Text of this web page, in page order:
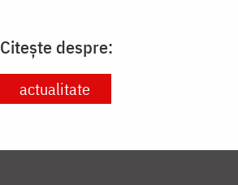
Citește despre:
actualitate